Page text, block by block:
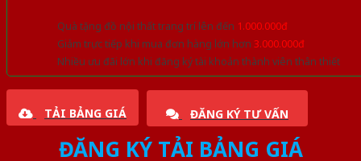
Quà tặng đồ nội thất trang trí lên đến 1.000.000đ
Giảm trực tiếp khi mua đơn hàng lớn hơn 3.000.000đ
Nhiều ưu đãi lớn khi đăng ký tài khoản thành viên thân thiết
TẢI BẢNG GIÁ ĐĂNG KÝ TƯ VẤN
ĐĂNG KÝ TẢI BẢNG GIÁ